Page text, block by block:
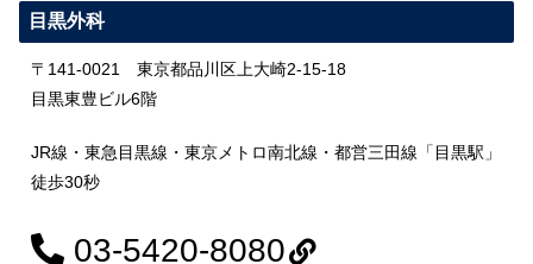
目黒外科
〒141-0021 東京都品川区上大崎2-15-18
目黒東豊ビル6階
JR線・東急目黒線・東京メトロ南北線・都営三田線「目黒駅」
徒歩30秒
03-5420-8080